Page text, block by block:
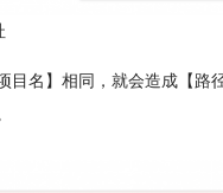
目名】相同，就会造成【路